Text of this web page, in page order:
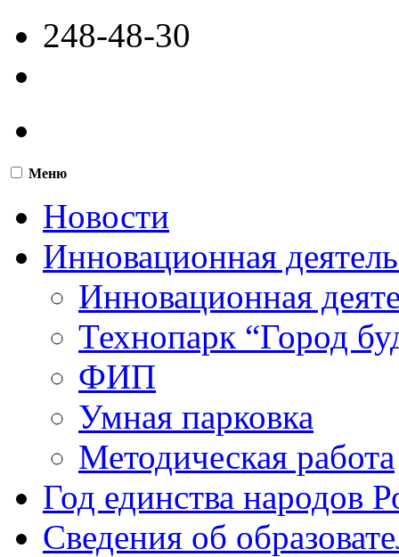
248-48-30
Меню
Новости
Инновационная
Инновационная
Технопарк “Город
ФИП
Умная парковка
Методическая работа
Год единства народов
Сведения об